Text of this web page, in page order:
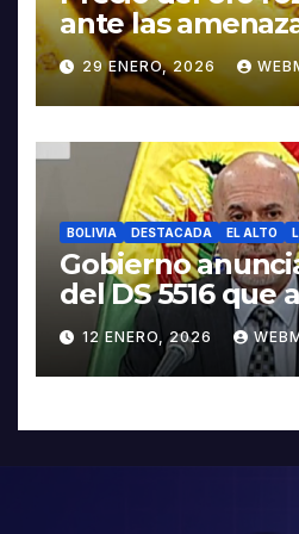
ante las
contra Irán
29 ENERO, 2026
BOLIVIA DESTACADA EL ALTO
Gobierno
del DS 5516 que
5503
12 ENERO, 2026